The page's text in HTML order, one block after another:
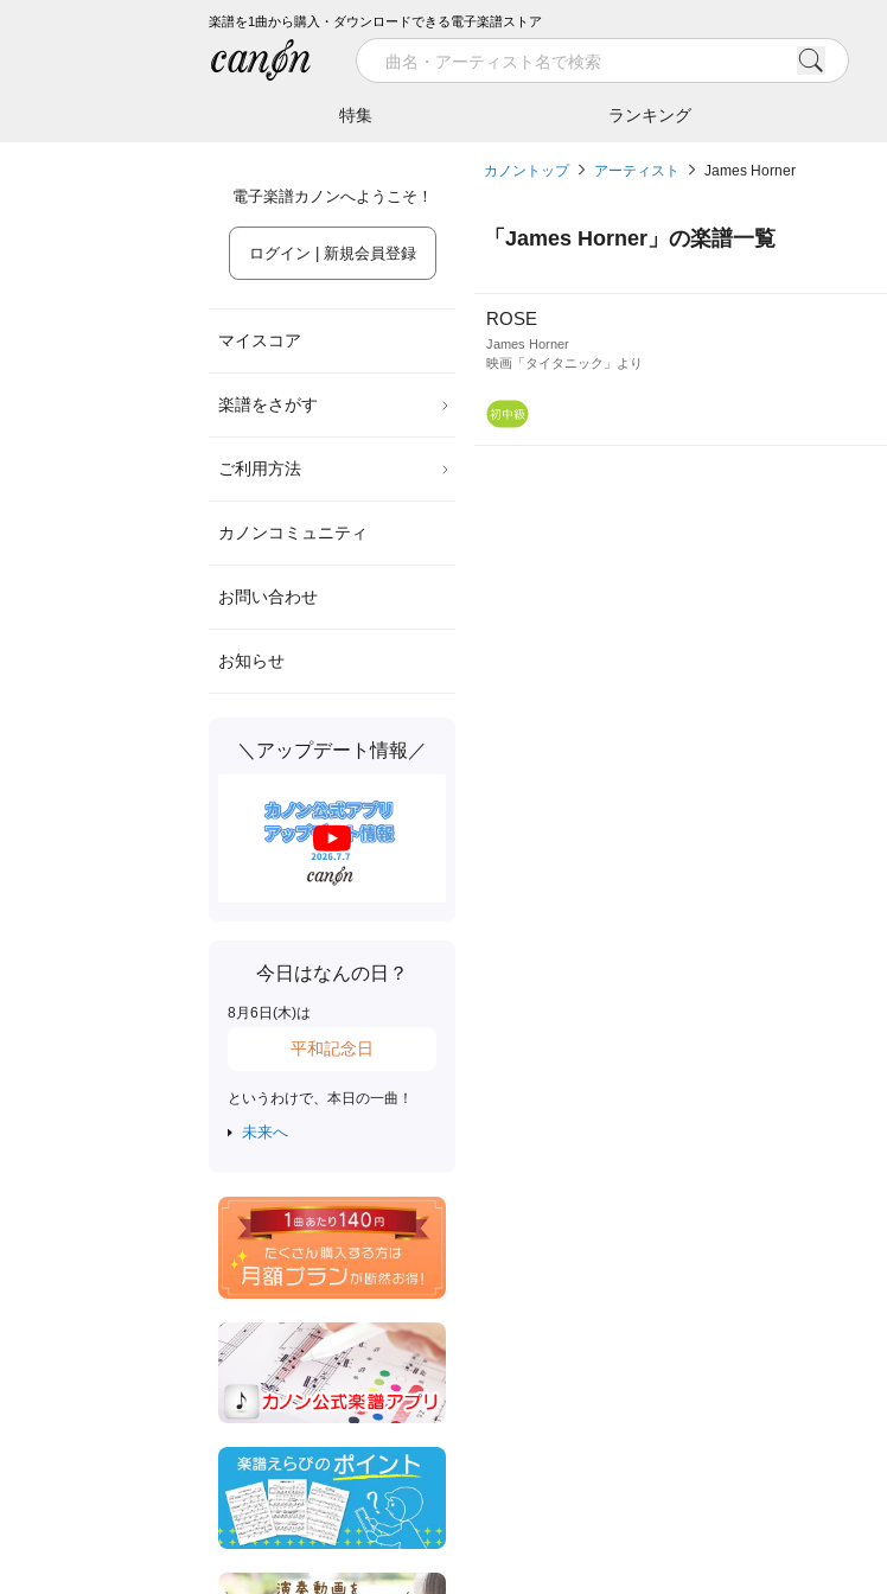
楽譜を1曲から購入・ダウンロードできる電子楽譜ストア
特集 ランキング
電子楽譜カノンへようこそ！
ログイン | 新規会員登録
マイスコア
楽譜をさがす
ご利用方法
カノンコミュニティ
お問い合わせ
お知らせ
＼アップデート情報／
今日はなんの日？
8月 6 日(木)は
平和記念日
というわけで、本日の一曲！
未来へ
カノントップ アーティスト James Horner
「 James Horner 」の楽譜一覧
ROSE
James Horner
映画「タイタニック」より